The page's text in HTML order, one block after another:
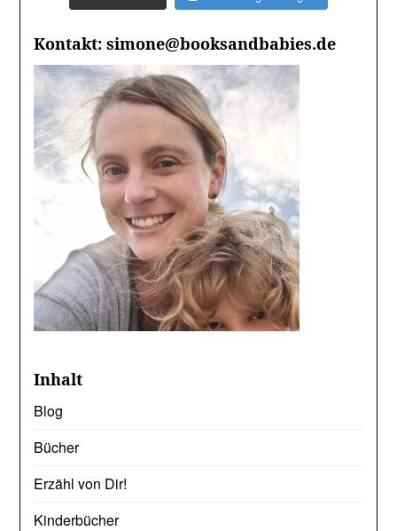
Kontakt: simone@booksandbabies.de
Inhalt
Blog
Bücher
Erzähl von Dir!
Kinderbücher